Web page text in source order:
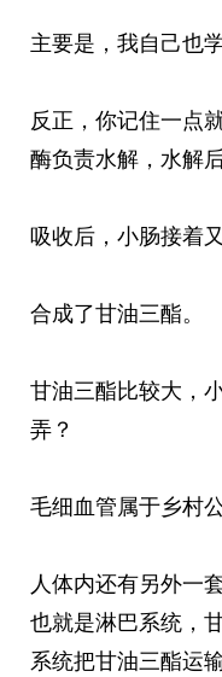
主要是，我自己也学
反正，你记住一点
酶负责水解，水解
吸收后，小肠接着
合成了甘油三酯。
甘油三酯比较大，
弄？
毛细血管属于乡村公
人体内还有另外一
也就是淋巴系统，
系统把甘油三酯运